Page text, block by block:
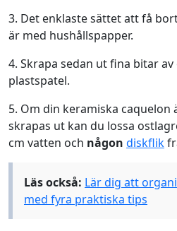
3. Det enklaste sättet att få
är med hushållspapper.
4. Skrapa sedan ut fina bitar
plastspatel.
5. Om din keramiska
skrapas ut kan du lossa
cm vatten och någon diskflik
Läs också: Lär dig att
med fyra praktiska tips